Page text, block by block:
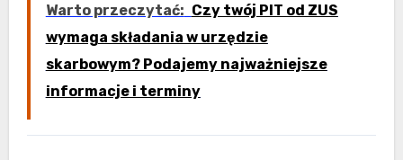
Warto przeczytać: Czy twój PIT od ZUS
wymaga składania w urzędzie
skarbowym? Podajemy najważniejsze
informacje i terminy